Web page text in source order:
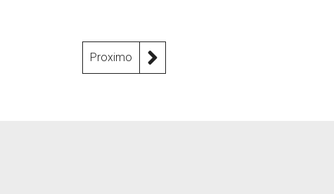
Proximo